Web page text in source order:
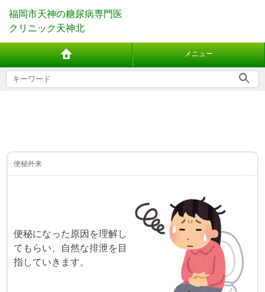
福岡市天神の糖尿病専門医
クリニック天神北
メニュー
便秘外来
便秘になった原因を理解し
てもらい、
自然な排泄を目
指していきます。